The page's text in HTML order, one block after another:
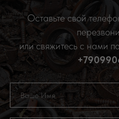
Оставьте свой
или свяжитесь с нами